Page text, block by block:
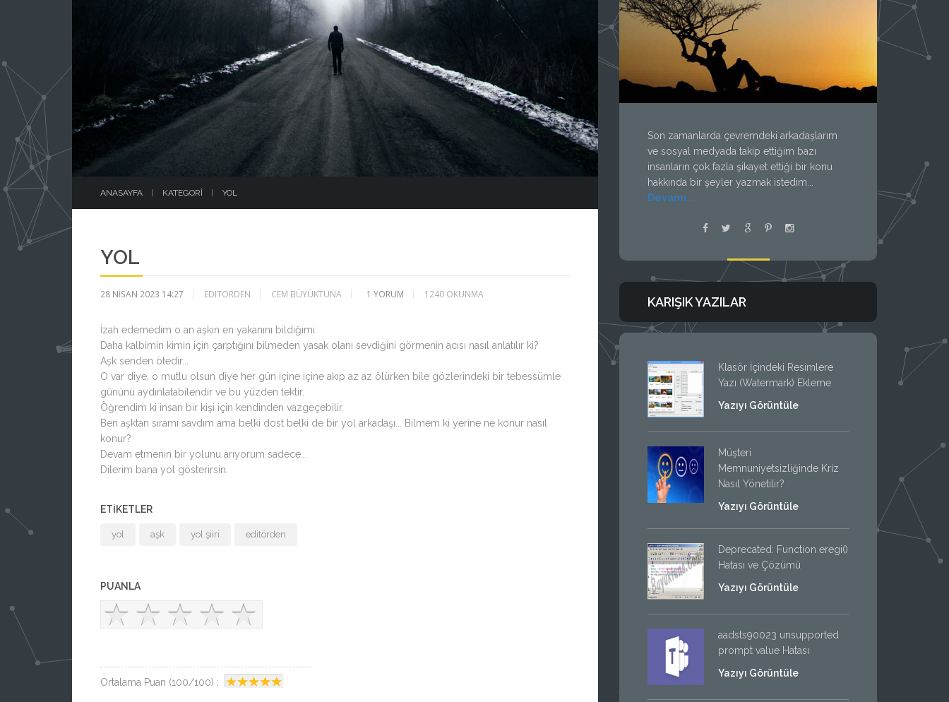
ANASAYFA KATEGORI YOL
YOL
28 NISAN 2023 14:27 EDITORDEN CEM BÜYÜKTUNA 1 YORUM 1240 OKUNMA
İzah edemedim o an aşkın en yakanını bildiğimi.
Daha kalbimin kimin için çarptığını bilmeden yasak olanı sevdiğini görmenin acısı nasıl anlatılır ki?
Aşk senden ötedir...
O var diye, o mutlu olsun diye her gün içine içine akıp az az ölürken bile gözlerindeki bir tebessümle
gününü aydınlatabilendir ve bu yüzden tektir.
Öğrendim ki insan bir kişi için kendinden vazgeçebilir.
Ben aşktan sıramı savdım ama belki dost belki de bir yol arkadaşı... Bilmem ki yerine ne konur nasıl
konur?
Devam etmenin bir yolunu arıyorum sadece...
Dilerim bana yol gösterirsin.
ETIKETLER
yol aşk yol şiiri editörden
PUANLA
Ortalama Puan (100/100) :
Son zamanlarda çevremdeki arkadaşlarım
ve sosyal medyada takip ettiğim bazı
insanların çok fazla şikayet ettiği bir konu
hakkında bir şeyler yazmak istedim...
Devamı...
KARIŞIK YAZILAR
Klasör İçindeki Resimlere
Yazı (Watermark) Ekleme
Yazıyı Görüntüle
Müşteri
Memnuniyetsizliğinde Kriz
Nasıl Yönetilir?
Yazıyı Görüntüle
Deprecated: Function eregi()
Hatası ve Çözümü
Yazıyı Görüntüle
aadsts90023 unsupported
prompt value Hatası
Yazıyı Görüntüle